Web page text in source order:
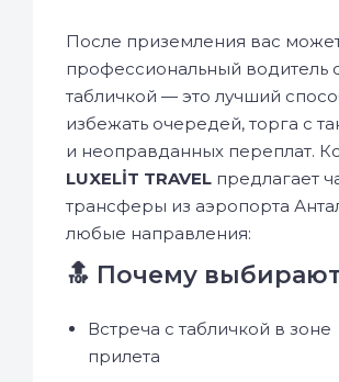
После приземления вас
профессиональный водитель
табличкой — это лучший
избежать очередей, торга с
и неоправданных переплат.
LUXELİT TRAVEL предлагает
трансферы из аэропорта
любые направления:
🔝 Почему
Встреча с табличкой в зоне
прилета